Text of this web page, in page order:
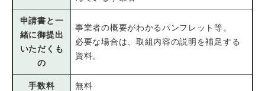
申請書と一
緒に御提出
いただくも
の
事業者の概要がわかるパンフレット等。
必要な場合は、取組内容の説明を補足する
資料。
手数料 無料